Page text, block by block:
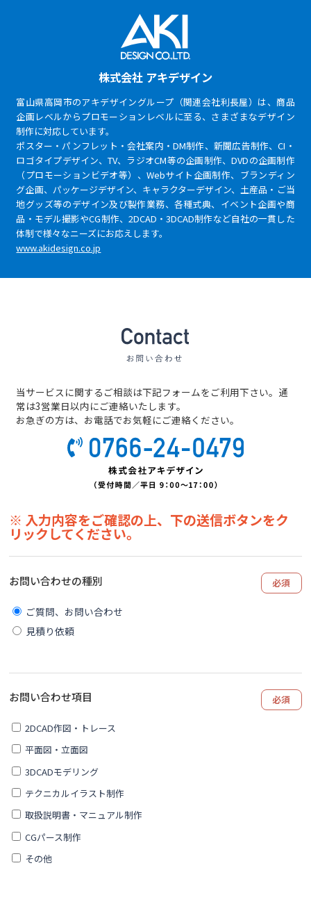
株式会社 アキデザイン
富山県高岡市のアキデザイングループ（関連会社利長屋）は、商品
企画レベルからプロモーションレベルに至る、さまざまなデザイン
制作に対応しています。
ポスター・パンフレット・会社案内・DM制作、新聞広告制作、CI・
ロゴタイプデザイン、TV、ラジオCM等の企画制作、DVDの企画制作
（プロモーションビデオ等）、Webサイト企画制作、ブランディン
グ企画、パッケージデザイン、キャラクターデザイン、土産品・ご当
地グッズ等のデザイン及び製作業務、各種式典、イベント企画や商
品・モデル撮影やCG制作、2DCAD・3DCAD制作など自社の一貫した
体制で様々なニーズにお応えします。
www.akidesign.co.jp
当サービスに関するご相談は下記フォームをご利用下さい。通
常は3営業日以内にご連絡いたします。
お急ぎの方は、お電話でお気軽にご連絡ください。
※ 入力内容をご確認の上、下の送信ボタンをク
リックしてください。
お問い合わせの種別 必須
ご質問、お問い合わせ
見積り依頼
お問い合わせ項目 必須
2DCAD作図・トレース
平面図・立面図
3DCADモデリング
テクニカルイラスト制作
取扱説明書・マニュアル制作
CGパース制作
その他